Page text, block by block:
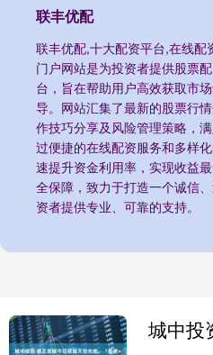
联丰优配
联丰优配,十大配资平台,在线配
门户网站是为投资者提供股票
台，旨在帮助用户高效获取市
导。网站汇集了最新的股票行
作技巧分享及风险管理策略，
过便捷的在线配资服务和多样
速提升资金利用率，实现收益
全保障，致力于打造一个诚信
资者提供专业、可靠的支持。